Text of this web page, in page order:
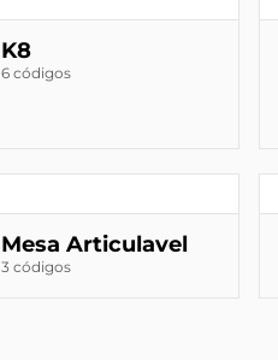
K8
6 códigos
Mesa Articulavel
3 códigos